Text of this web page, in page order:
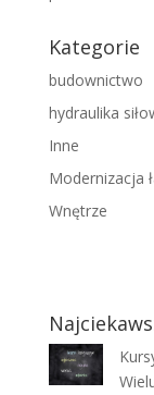
Kategorie
budownictwo
hydraulika
Inne
Modernizacja
Wnętrze